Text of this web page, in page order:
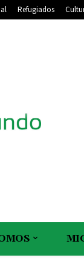
Refugiados